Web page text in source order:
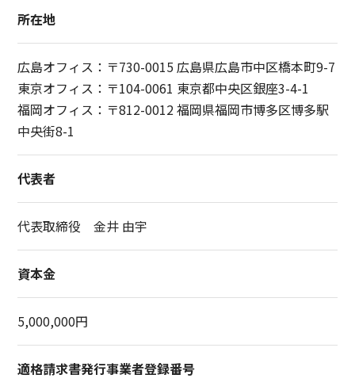
所在地
広島オフィス：〒730-0015 広島県広島市中区橋本町9-7
東京オフィス：〒104-0061 東京都中央区銀座3-4-1
福岡オフィス：〒812-0012 福岡県福岡市博多区博多駅
中央街8-1
代表者
代表取締役 金井 由宇
資本金
5,000,000円
適格請求書発行事業者登録番号